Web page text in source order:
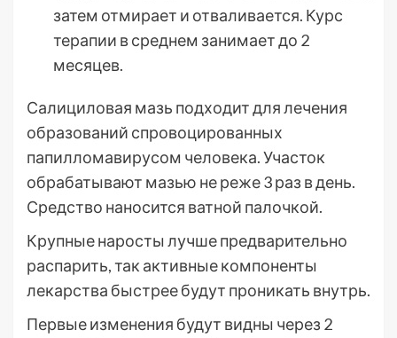
затем отмирает и отваливается. Курс
терапии в среднем занимает до 2
месяцев.
Салициловая мазь подходит для лечения
образований спровоцированных
папилломавирусом человека. Участок
обрабатывают мазью не реже 3 раз в день.
Средство наносится ватной палочкой.
Крупные наросты лучше предварительно
распарить, так активные компоненты
лекарства быстрее будут проникать внутрь.
Первые изменения будут видны через 2